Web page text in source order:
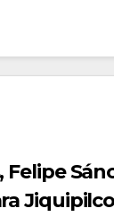
Felipe
Jiquipilco